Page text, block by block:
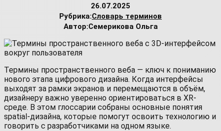
26.07.2025
Рубрика:Словарь терминов
Автор:Семерикова Ольга
Термины пространственного веба — ключ к пониманию
нового этапа цифрового дизайна. Когда интерфейсы
выходят за рамки экранов и перемещаются в объём,
дизайнеру важно уверенно ориентироваться в XR-
среде. В этом глоссарии собраны основные понятия
spatial-дизайна, которые помогут освоить технологию и
говорить с разработчиками на одном языке.